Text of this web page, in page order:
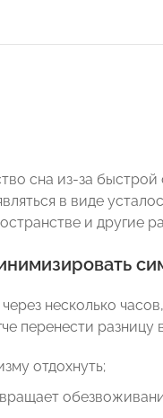
сна из-за
в виде
и другие
несколько
перенести разницу
отдохнуть;